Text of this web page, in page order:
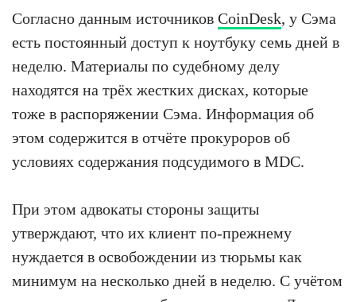
Согласно данным источников CoinDesk, у Сэма
есть постоянный доступ к ноутбуку семь дней в
неделю. Материалы по судебному делу
находятся на трёх жестких дисках, которые
тоже в распоряжении Сэма. Информация об
этом содержится в отчёте прокуроров об
условиях содержания подсудимого в MDC.
При этом адвокаты стороны защиты
утверждают, что их клиент по-прежнему
нуждается в освобождении из тюрьмы как
минимум на несколько дней в неделю. С учётом